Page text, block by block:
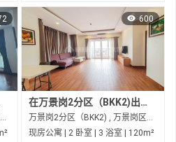
万景岗1分区（BKK1) , 万景岗区（BKK) , 金边市
600
在万景岗2分区（BKK2)出租的现房公寓
万景岗2分区（BKK2) , 万景岗区（BKK) , 金边市
现房公寓 | 2 卧室 | 3 浴室 | 120m²